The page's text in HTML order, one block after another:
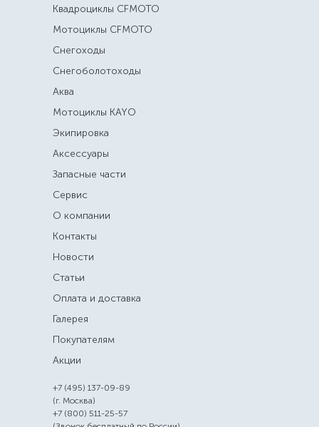
Квадроциклы CFMOTO
Мотоциклы CFMOTO
Снегоходы
Снегоболотоходы
Аква
Мотоциклы KAYO
Экипировка
Аксессуары
Запасные части
Сервис
О компании
Контакты
Новости
Статьи
Оплата и доставка
Галерея
Покупателям
Акции
+7 (495) 137-09-89
(г. Москва)
+7 (800) 511-25-57